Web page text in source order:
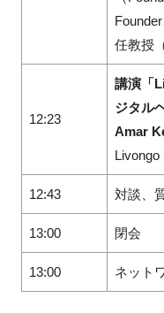
任教授
12:23
講演「
ジタル
Amar
Livongo
12:43 対談、
13:00 閉会
13:00 ネット